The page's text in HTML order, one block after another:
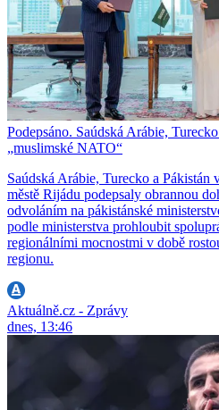
Podepsáno. Saúdská Arábie,
„muslimské NATO“
Saúdská Arábie, Turecko a Pákistán
městě Rijádu podepsaly obrannou
odvoláním na pákistánské
podle ministerstva prohloubit
regionálními mocnostmi v době
regionu.
Aktuálně.cz - Zprávy
dnes, 13:46